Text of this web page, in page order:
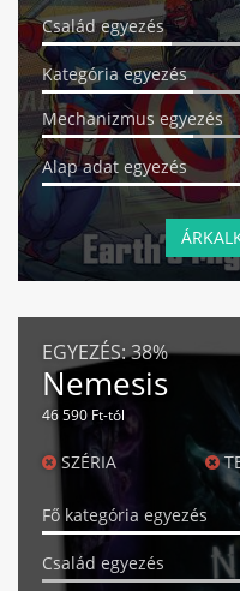
Család egyezés
Kategória egyezés
Mechanizmus egyezés
Alap adat egyezés
EGYEZÉS:38%
Nemesis
46 590 Ft-tól
SZÉRIA
Fő kategória egyezés
Család egyezés